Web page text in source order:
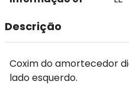
Descrição
Coxim do amortecedor
lado esquerdo.